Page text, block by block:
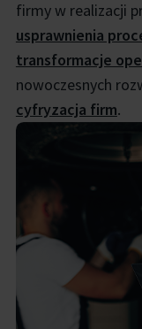
firmy w realizacji
usprawnienia
transformacje
nowoczesnych
cyfryzacja firm.